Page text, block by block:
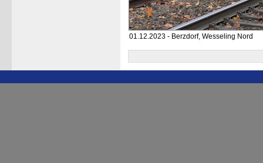
01.12.2023 - Berzdorf, Wesseling Nord